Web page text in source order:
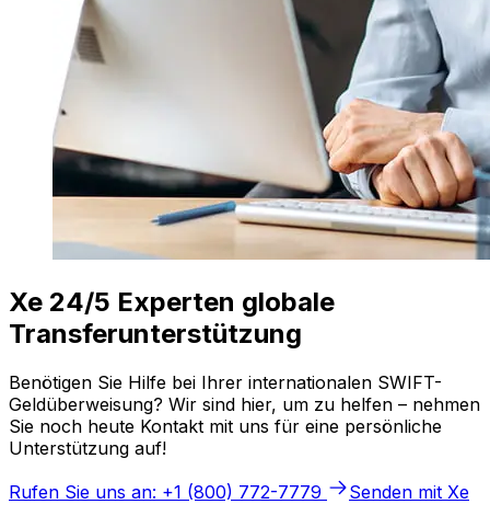
Xe 24/5 Experten globale
Transferunterstützung
Benötigen Sie Hilfe bei Ihrer internationalen SWIFT-
Geldüberweisung? Wir sind hier, um zu helfen – nehmen
Sie noch heute Kontakt mit uns für eine persönliche
Unterstützung auf!
Rufen Sie uns an: +1 (800) 772-7779
Senden mit Xe